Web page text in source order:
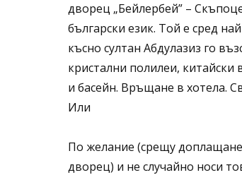
дворец „Бейлербей” –
български език. Той е сред
късно султан Абдулазиз го
кристални полилеи,
и басейн. Връщане в хотела.
Или
По желание (срещу
дворец) и не случайно носи